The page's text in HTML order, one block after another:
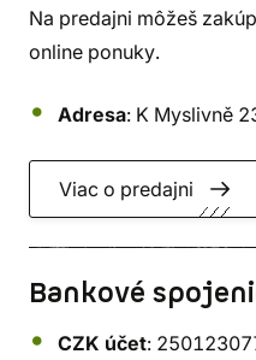
Na predajni môžeš
online ponuky.
Adresa: K Myslivně
Viac o predajni
Bankové
CZK účet: